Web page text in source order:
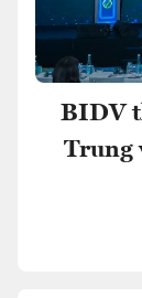
BIDV
Trung